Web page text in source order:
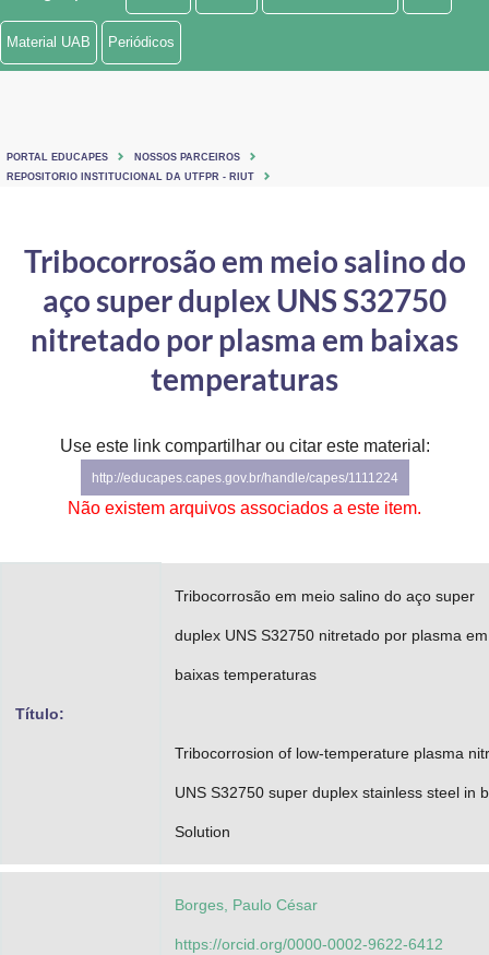
Ministério de Minas e Energia
Ministério do Turismo
Controladoria-Geral da União
Ministério da Mulher, da Família e dos Direitos Humanos
Gabinete de Segurança Institucional
Advocacia-Geral da União
Material UAB Periódicos
PORTAL EDUCAPES
NOSSOS PARCEIROS
REPOSITORIO INSTITUCIONAL DA UTFPR - RIUT
Tribocorrosão em meio salino do
aço super duplex UNS S32750
nitretado por plasma em baixas
temperaturas
Use este link compartilhar ou citar este material:
http://educapes.capes.gov.br/handle/capes/1111224
Não existem arquivos associados a este item.
Título:
Tribocorrosão em meio salino do aço super
duplex UNS S32750 nitretado por plasma em
baixas temperaturas
Tribocorrosion of low-temperature plasma
UNS S32750 super duplex stainless steel in
Solution
Borges, Paulo César
https://orcid.org/0000-0002-9622-6412